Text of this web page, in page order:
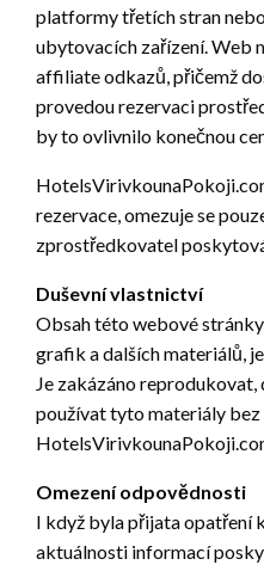
platformy třetích stran
ubytovacích zařízení. Web
affiliate odkazů, přičemž
provedou rezervaci
by to ovlivnilo konečnou
rezervace, omezuje se
zprostředkovatel
Duševní vlastnictví
Obsah této webové
grafik a dalších materiálů,
Je zakázáno
používat tyto materiály
Omezení odpovědnosti
I když byla přijata opatření
aktuálnosti informací